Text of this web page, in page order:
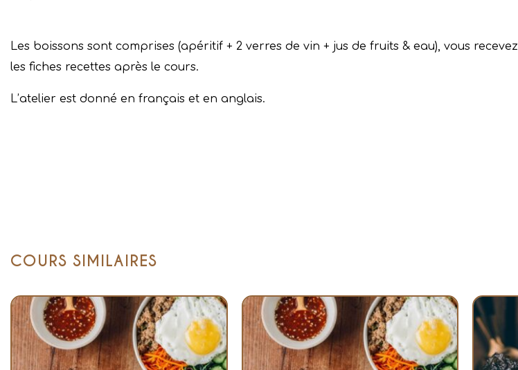
Les boissons sont comprises (apéritif + 2 verres de vin + jus de fruits & eau), vous recevez
les fiches recettes après le cours.
L’atelier est donné en français et en anglais.
COURS SIMILAIRES